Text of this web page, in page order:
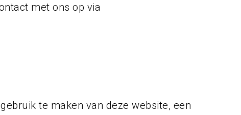
met ons op via
te maken van deze website, een